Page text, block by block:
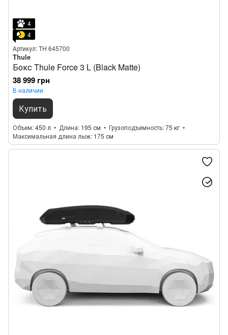
4
4
Артикул: TH 645700
Thule
Бокс Thule Force 3 L (Black Matte)
38 999 грн
В наличии
Купить
Объем 450 л Длина 195 см Грузоподъемность 75 кг
Максимальная длина лыж 175 см